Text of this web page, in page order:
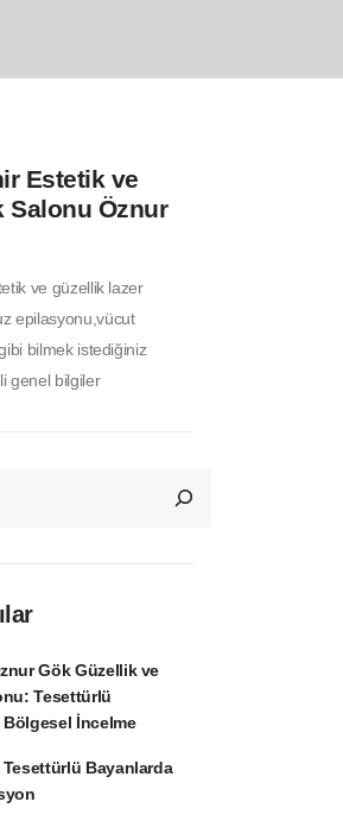
Estetik ve
Salonu Öznur
ve güzellik lazer
epilasyonu,vücut
gibi bilmek istediğiniz
genel bilgiler
Gök Güzellik ve
Tesettürlü
Bölgesel İncelme
Tesettürlü Bayanlarda